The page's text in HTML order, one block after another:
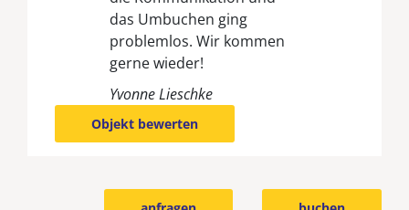
das Umbuchen ging
problemlos. Wir kommen
gerne wieder!
Yvonne Lieschke
Objekt bewerten